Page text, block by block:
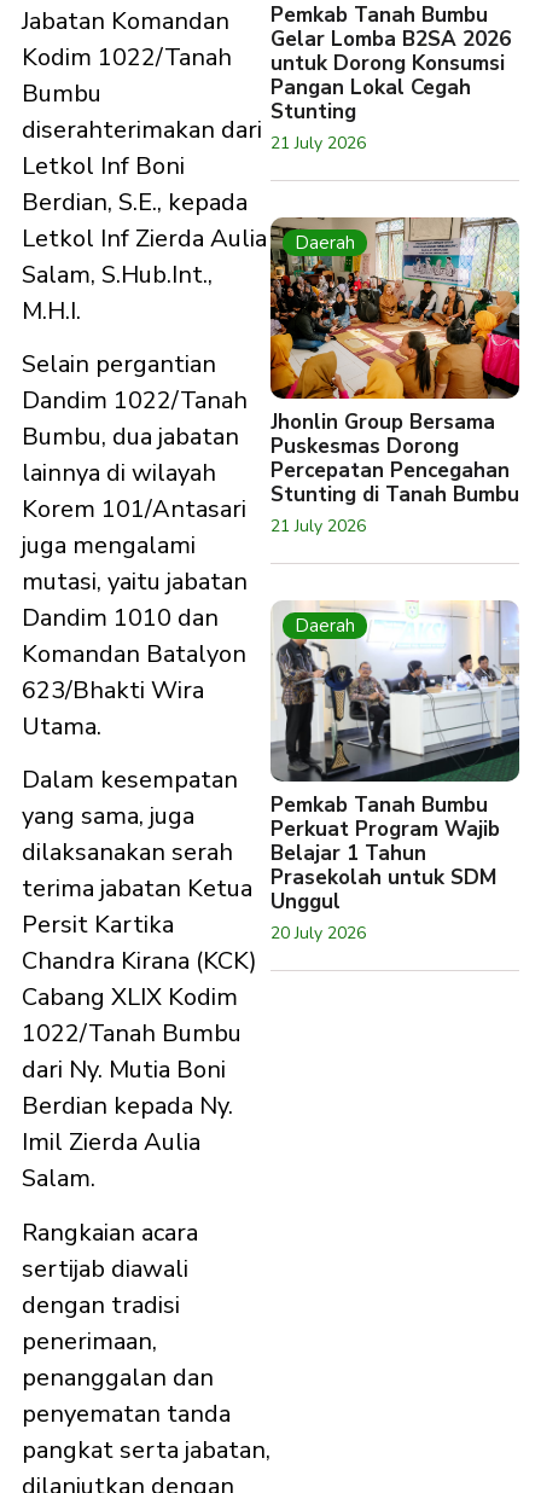
Jabatan Komandan
Kodim 1022/Tanah
Bumbu
diserahterimakan dari
Letkol Inf Boni
Berdian, S.E., kepada
Letkol Inf Zierda Aulia
Salam, S.Hub.Int.,
M.H.I.
Selain pergantian
Dandim 1022/Tanah
Bumbu, dua jabatan
lainnya di wilayah
Korem 101/Antasari
juga mengalami
mutasi, yaitu jabatan
Dandim 1010 dan
Komandan Batalyon
623/Bhakti Wira
Utama.
Dalam kesempatan
yang sama, juga
dilaksanakan serah
terima jabatan Ketua
Persit Kartika
Chandra Kirana (KCK)
Cabang XLIX Kodim
1022/Tanah Bumbu
dari Ny. Mutia Boni
Berdian kepada Ny.
Imil Zierda Aulia
Salam.
Rangkaian acara
sertijab diawali
dengan tradisi
penerimaan,
penanggalan dan
penyematan tanda
pangkat serta jabatan,
dilanjutkan dengan
Pemkab Tanah Bumbu
Gelar Lomba B2SA 2026
untuk Dorong Konsumsi
Pangan Lokal Cegah
Stunting
21 July 2026
Daerah
Jhonlin Group Bersama
Puskesmas Dorong
Percepatan Pencegahan
Stunting di Tanah Bumbu
21 July 2026
Daerah
Pemkab Tanah Bumbu
Perkuat Program Wajib
Belajar 1 Tahun
Prasekolah untuk SDM
Unggul
20 July 2026